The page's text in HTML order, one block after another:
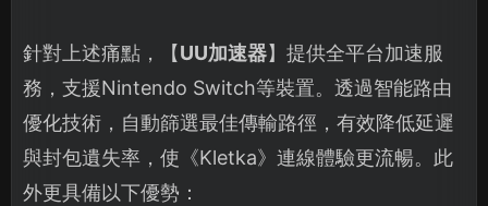
針對上述痛點，【UU加速器】提供全平台加速服
務，支援Nintendo Switch等裝置。透過智能路由
優化技術，自動篩選最佳傳輸路徑，有效降低延遲
與封包遺失率，使《Kletka》連線體驗更流暢。此
外更具備以下優勢：